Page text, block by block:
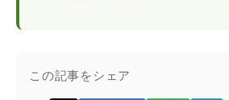
この記事をシェア